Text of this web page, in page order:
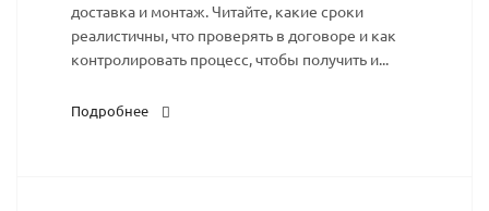
доставка и монтаж. Читайте, какие сроки
реалистичны, что проверять в договоре и как
контролировать процесс, чтобы получить и...
Подробнее